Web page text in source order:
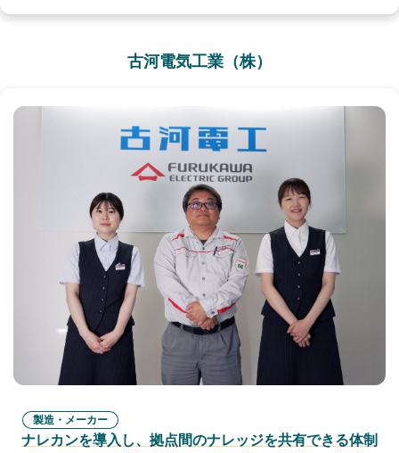
古河電気工業（株）
製造・メーカー
ナレカンを導入し、拠点間のナレッジを共有できる体制